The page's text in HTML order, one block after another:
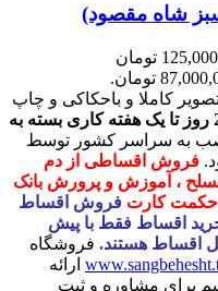
شاه مقصود)
قیمت اصلی: 125,000,000 تومان
کاملا و باحکاکی و چاپ
سفارشات بین 2 روز تا یک هفته کاری بسته به
به سراسر کشور توسط
فروش اقساطی از دم
، آموزش و پرورش بانک
حکمت کارت فروش اقساط
اقساط فقط با پیش
فروشگاه
ارائه
برای مشاوره و ثبت